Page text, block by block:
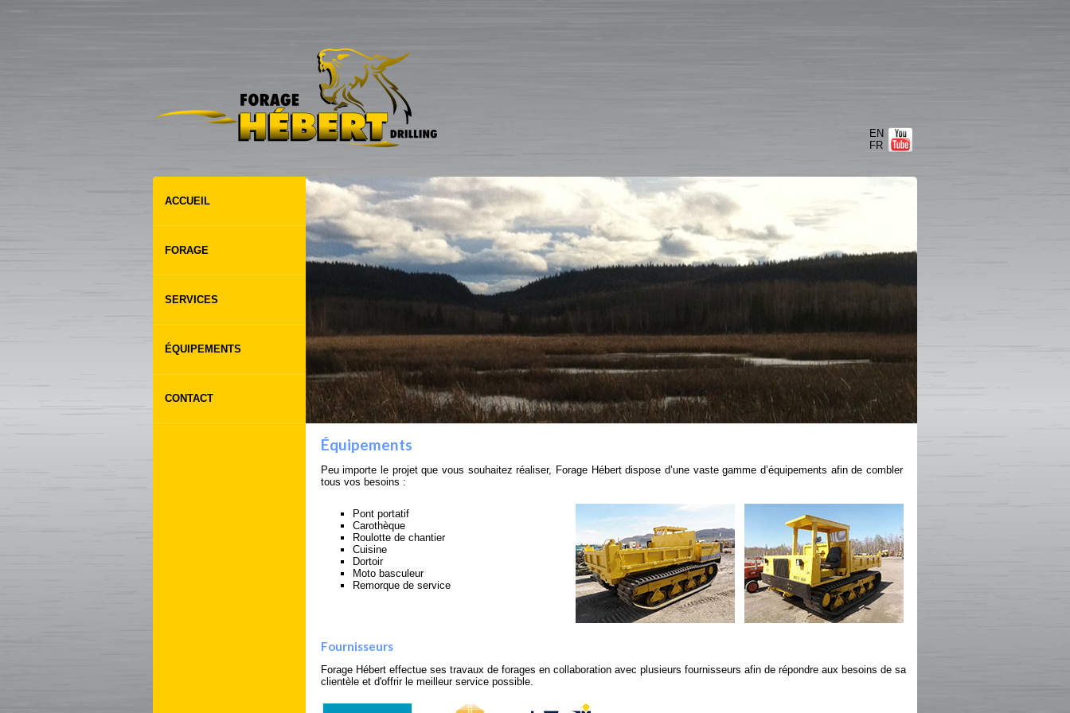
EN
FR
ACCUEIL
FORAGE
SERVICES
ÉQUIPEMENTS
CONTACT
Équipements
Peu importe le projet que vous souhaitez réaliser, Forage Hébert dispose d’une vaste gamme d’équipements afin de combler
tous vos besoins :
Pont portatif
Carothèque
Roulotte de chantier
Cuisine
Dortoir
Moto basculeur
Remorque de service
Fournisseurs
Forage Hébert effectue ses travaux de forages en collaboration avec plusieurs fournisseurs afin de répondre aux besoins de sa
clientèle et d'offrir le meilleur service possible.